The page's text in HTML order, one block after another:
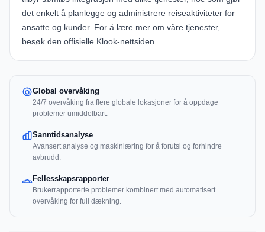
det enkelt å planlegge og administrere reiseaktiviteter for
ansatte og kunder. For å lære mer om våre tjenester,
besøk den offisielle Klook-nettsiden.
Global overvåking
24/7 overvåking fra flere globale lokasjoner for å oppdage
problemer umiddelbart.
Sanntidsanalyse
Avansert analyse og maskinlæring for å forutsi og forhindre
avbrudd.
Fellesskapsrapporter
Brukerrapporterte problemer kombinert med automatisert
overvåking for full dækning.